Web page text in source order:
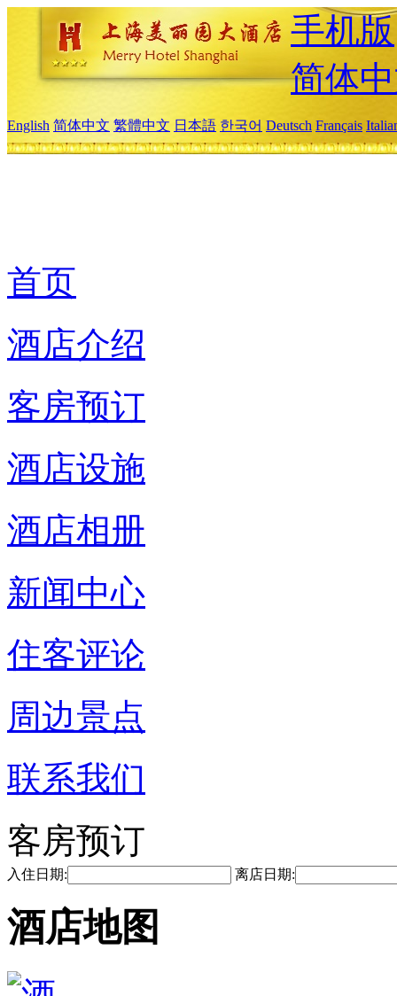
手机版
简体
English 简体中文 繁體中文 日本語 한국어 Deutsch Français
首页
酒店介绍
客房预订
酒店设施
酒店相册
新闻中心
住客评论
周边景点
联系我们
客房预订
入住日期: 离店日期:
酒店地图